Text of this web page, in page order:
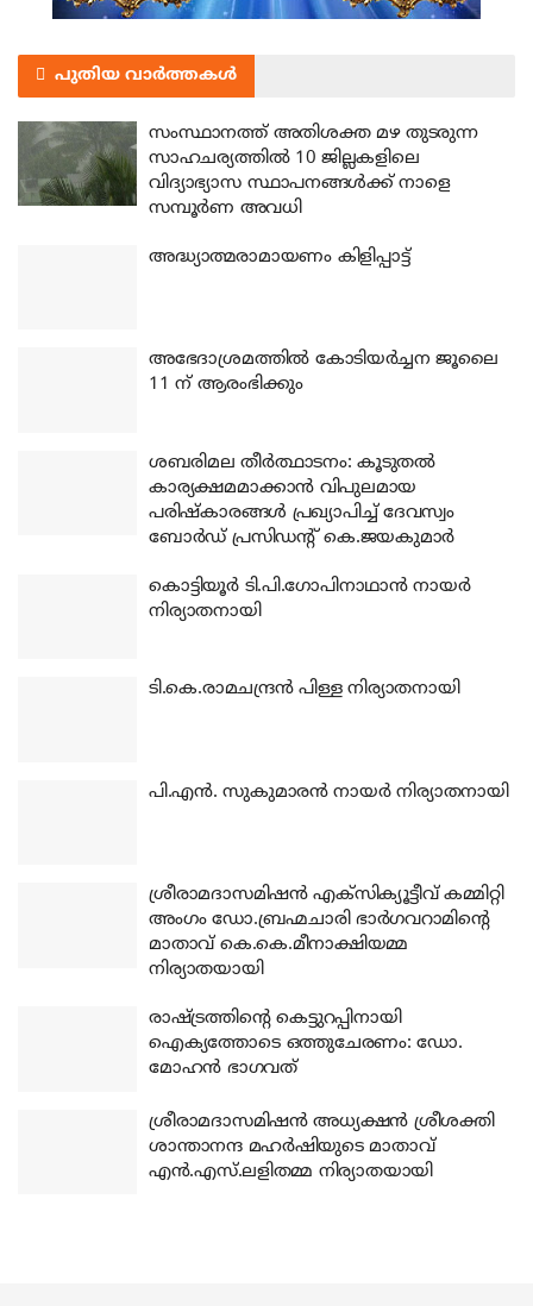
പുതിയ വാർത്തകൾ
സംസ്ഥാനത്ത് അതിശക്ത മഴ തുടരുന്ന
സാഹചര്യത്തിൽ 10 ജില്ലകളിലെ
വിദ്യാഭ്യാസ സ്ഥാപനങ്ങൾക്ക് നാളെ
സമ്പൂർണ അവധി
അദ്ധ്യാത്മരാമായണം കിളിപ്പാട്ട്
അഭേദാശ്രമത്തില്‍ കോടിയര്‍ച്ചന ജൂലൈ
11 ന് ആരംഭിക്കും
ശബരിമല തീര്‍ത്ഥാടനം: കൂടുതല്‍
കാര്യക്ഷമമാക്കാന്‍ വിപുലമായ
പരിഷ്‌കാരങ്ങള്‍ പ്രഖ്യാപിച്ച് ദേവസ്വം
ബോര്‍ഡ് പ്രസിഡന്റ് കെ.ജയകുമാര്‍
കൊട്ടിയൂര്‍ ടി.പി.ഗോപിനാഥാന്‍ നായര്‍
നിര്യാതനായി
ടി.കെ.രാമചന്ദ്രന്‍ പിള്ള നിര്യാതനായി
പി.എന്‍. സുകുമാരന്‍ നായര്‍ നിര്യാതനായി
ശ്രീരാമദാസമിഷന്‍ എക്‌സിക്യൂട്ടീവ് കമ്മിറ്റി
അംഗം ഡോ.ബ്രഹ്മചാരി ഭാര്‍ഗവറാമിന്റെ
മാതാവ് കെ.കെ.മീനാക്ഷിയമ്മ
നിര്യാതയായി
രാഷ്ട്രത്തിന്റെ കെട്ടുറപ്പിനായി
ഐക്യത്തോടെ ഒത്തുചേരണം: ഡോ.
മോഹന്‍ ഭാഗവത്
ശ്രീരാമദാസമിഷന്‍ അധ്യക്ഷന്‍ ശ്രീശക്തി
ശാന്താനന്ദ മഹര്‍ഷിയുടെ മാതാവ്
എന്‍.എസ്.ലളിതമ്മ നിര്യാതയായി